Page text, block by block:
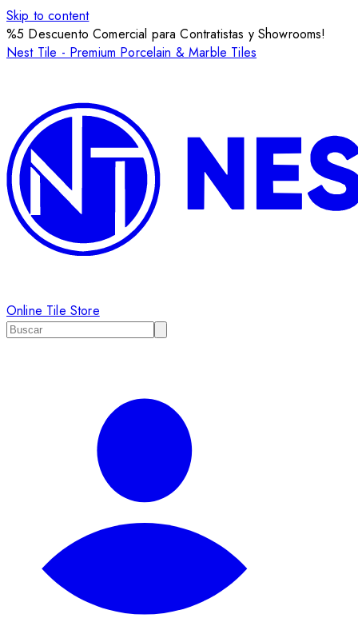
Skip to content
%5 Descuento Comercial para Contratistas y Showrooms!
Nest Tile - Premium Porcelain & Marble Tiles
Online Tile Store